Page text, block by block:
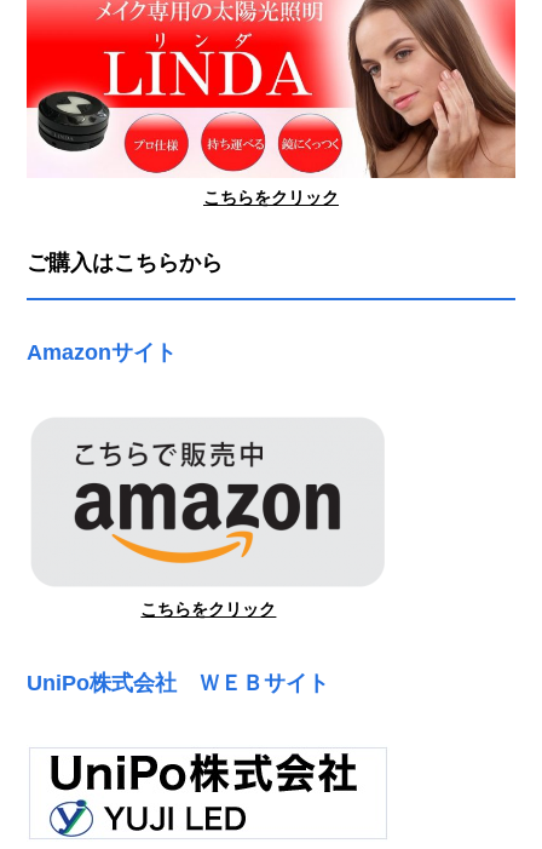
こちらをクリック
ご購入はこちらから
Amazonサイト
こちらをクリック
UniPo株式会社 ＷＥＢサイト